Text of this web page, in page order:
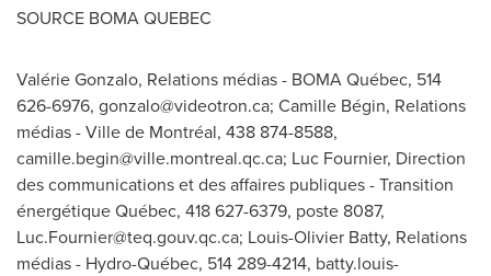
SOURCE BOMAQUEBEC
Valérie Gonzalo, Relations médias - BOMA Québec, 514
626-6976, gonzalo@videotron.ca; Camille Bégin, Relations
médias - Ville de Montréal, 438 874-8588,
camille.begin@ville.montreal.qc.ca; Luc Fournier, Direction
des communications et des affaires publiques - Transition
énergétique Québec, 418 627-6379, poste 8087,
Luc.Fournier@teq.gouv.qc.ca; Louis-Olivier Batty, Relations
médias - Hydro-Québec, 514 289-4214, batty.louis-